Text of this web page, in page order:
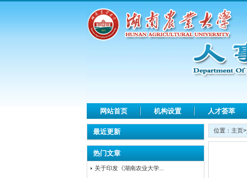
网站首页 机构设置 人才荟萃
最近更新
热门文章
关于印发《湖南农业大学...
位置： 主页>